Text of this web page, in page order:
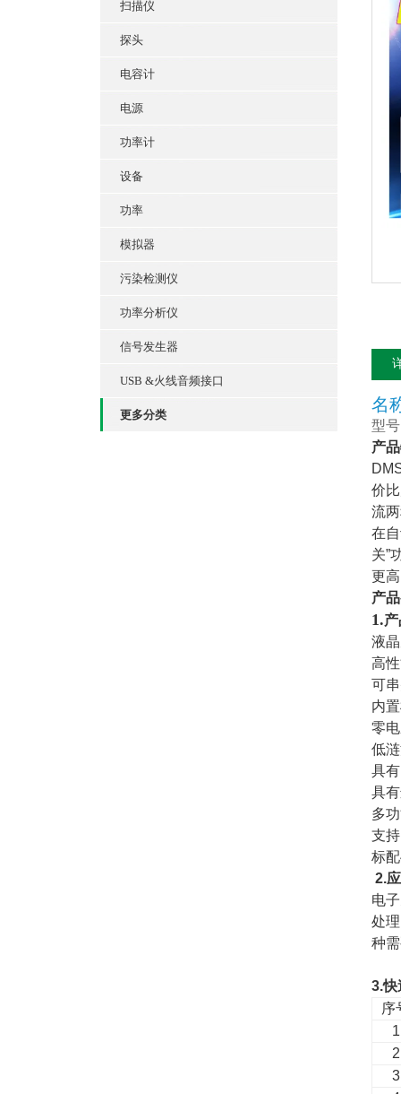
扫描仪
探头
电容计
电源
功率计
设备
功率
模拟器
污染检测仪
功率分析仪
信号发生器
USB &火线音频接口
更多分类
名
型
产
价
流
在
关”
更高
产
1.
液
高
可
内
零
低
具
具
多
支
标
2.
电
处
种
3.快
序
1
2
3